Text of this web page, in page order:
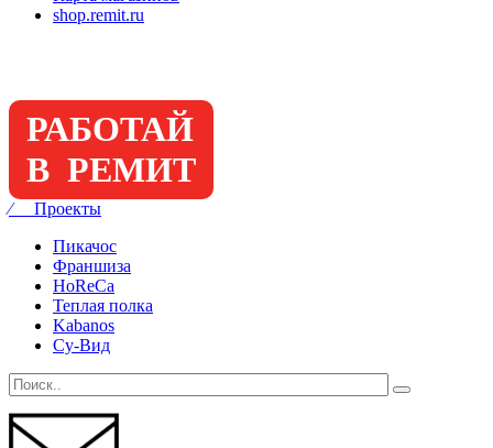
shop.remit.ru
РАБОТАЙ
В РЕМИТ
⁄ Проекты
Пикачос
Франшиза
HoReCa
Теплая полка
Kabanos
Су-Вид